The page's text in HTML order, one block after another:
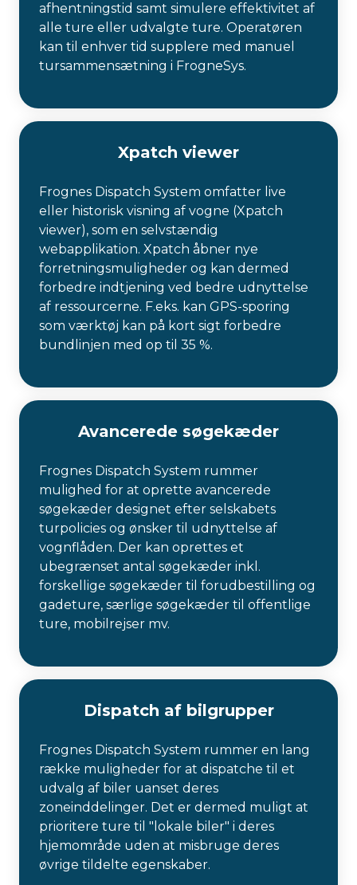
afhentningstid samt simulere effektivitet af
alle ture eller udvalgte ture. Operatøren
kan til enhver tid supplere med manuel
tursammensætning i FrogneSys.
Xpatch viewer
Frognes Dispatch System omfatter live
eller historisk visning af vogne (Xpatch
viewer), som en selvstændig
webapplikation. Xpatch åbner nye
forretningsmuligheder og kan dermed
forbedre indtjening ved bedre udnyttelse
af ressourcerne. F.eks. kan GPS-sporing
som værktøj kan på kort sigt forbedre
bundlinjen med op til 35 %.
Avancerede søgekæder
Frognes Dispatch System rummer
mulighed for at oprette avancerede
søgekæder designet efter selskabets
turpolicies og ønsker til udnyttelse af
vognflåden. Der kan oprettes et
ubegrænset antal søgekæder inkl.
forskellige søgekæder til forudbestilling og
gadeture, særlige søgekæder til offentlige
ture, mobilrejser mv.
Dispatch af bilgrupper
Frognes Dispatch System rummer en lang
række muligheder for at dispatche til et
udvalg af biler uanset deres
zoneinddelinger. Det er dermed muligt at
prioritere ture til "lokale biler" i deres
hjemområde uden at misbruge deres
øvrige tildelte egenskaber.